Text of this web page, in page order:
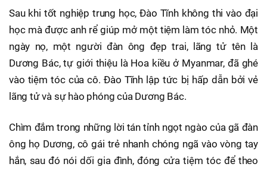
Sau khi tốt nghiệp trung học, Đào Tĩnh không thi vào đại
học mà được anh rể giúp mở một tiệm làm tóc nhỏ. Một
ngày nọ, một người đàn ông đẹp trai, lãng tử tên là
Dương Bác, tự giới thiệu là Hoa kiều ở Myanmar, đã ghé
vào tiệm tóc của cô. Đào Tĩnh lập tức bị hấp dẫn bởi vẻ
lãng tử và sự hào phóng của Dương Bác.
Chìm đắm trong những lời tán tỉnh ngọt ngào của gã đàn
ông họ Dương, cô gái trẻ nhanh chóng ngã vào vòng tay
hắn, sau đó nói dối gia đình, đóng cửa tiệm tóc để theo